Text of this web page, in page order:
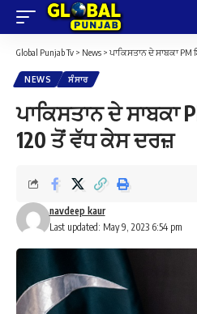
Global Punjab Tv > News > ਪਾਕਿਸਤਾਨ ਦੇ ਸਾਬਕਾ
NEWS ਸੰਸਾਰ
ਪਾਕਿਸਤਾਨ ਦੇ ਸਾਬਕਾ
120 ਤੋਂ ਵੱਧ ਕੇਸ ਦਰਜ਼
Last updated: May 9, 2023 6:54 pm
navdeep kaur